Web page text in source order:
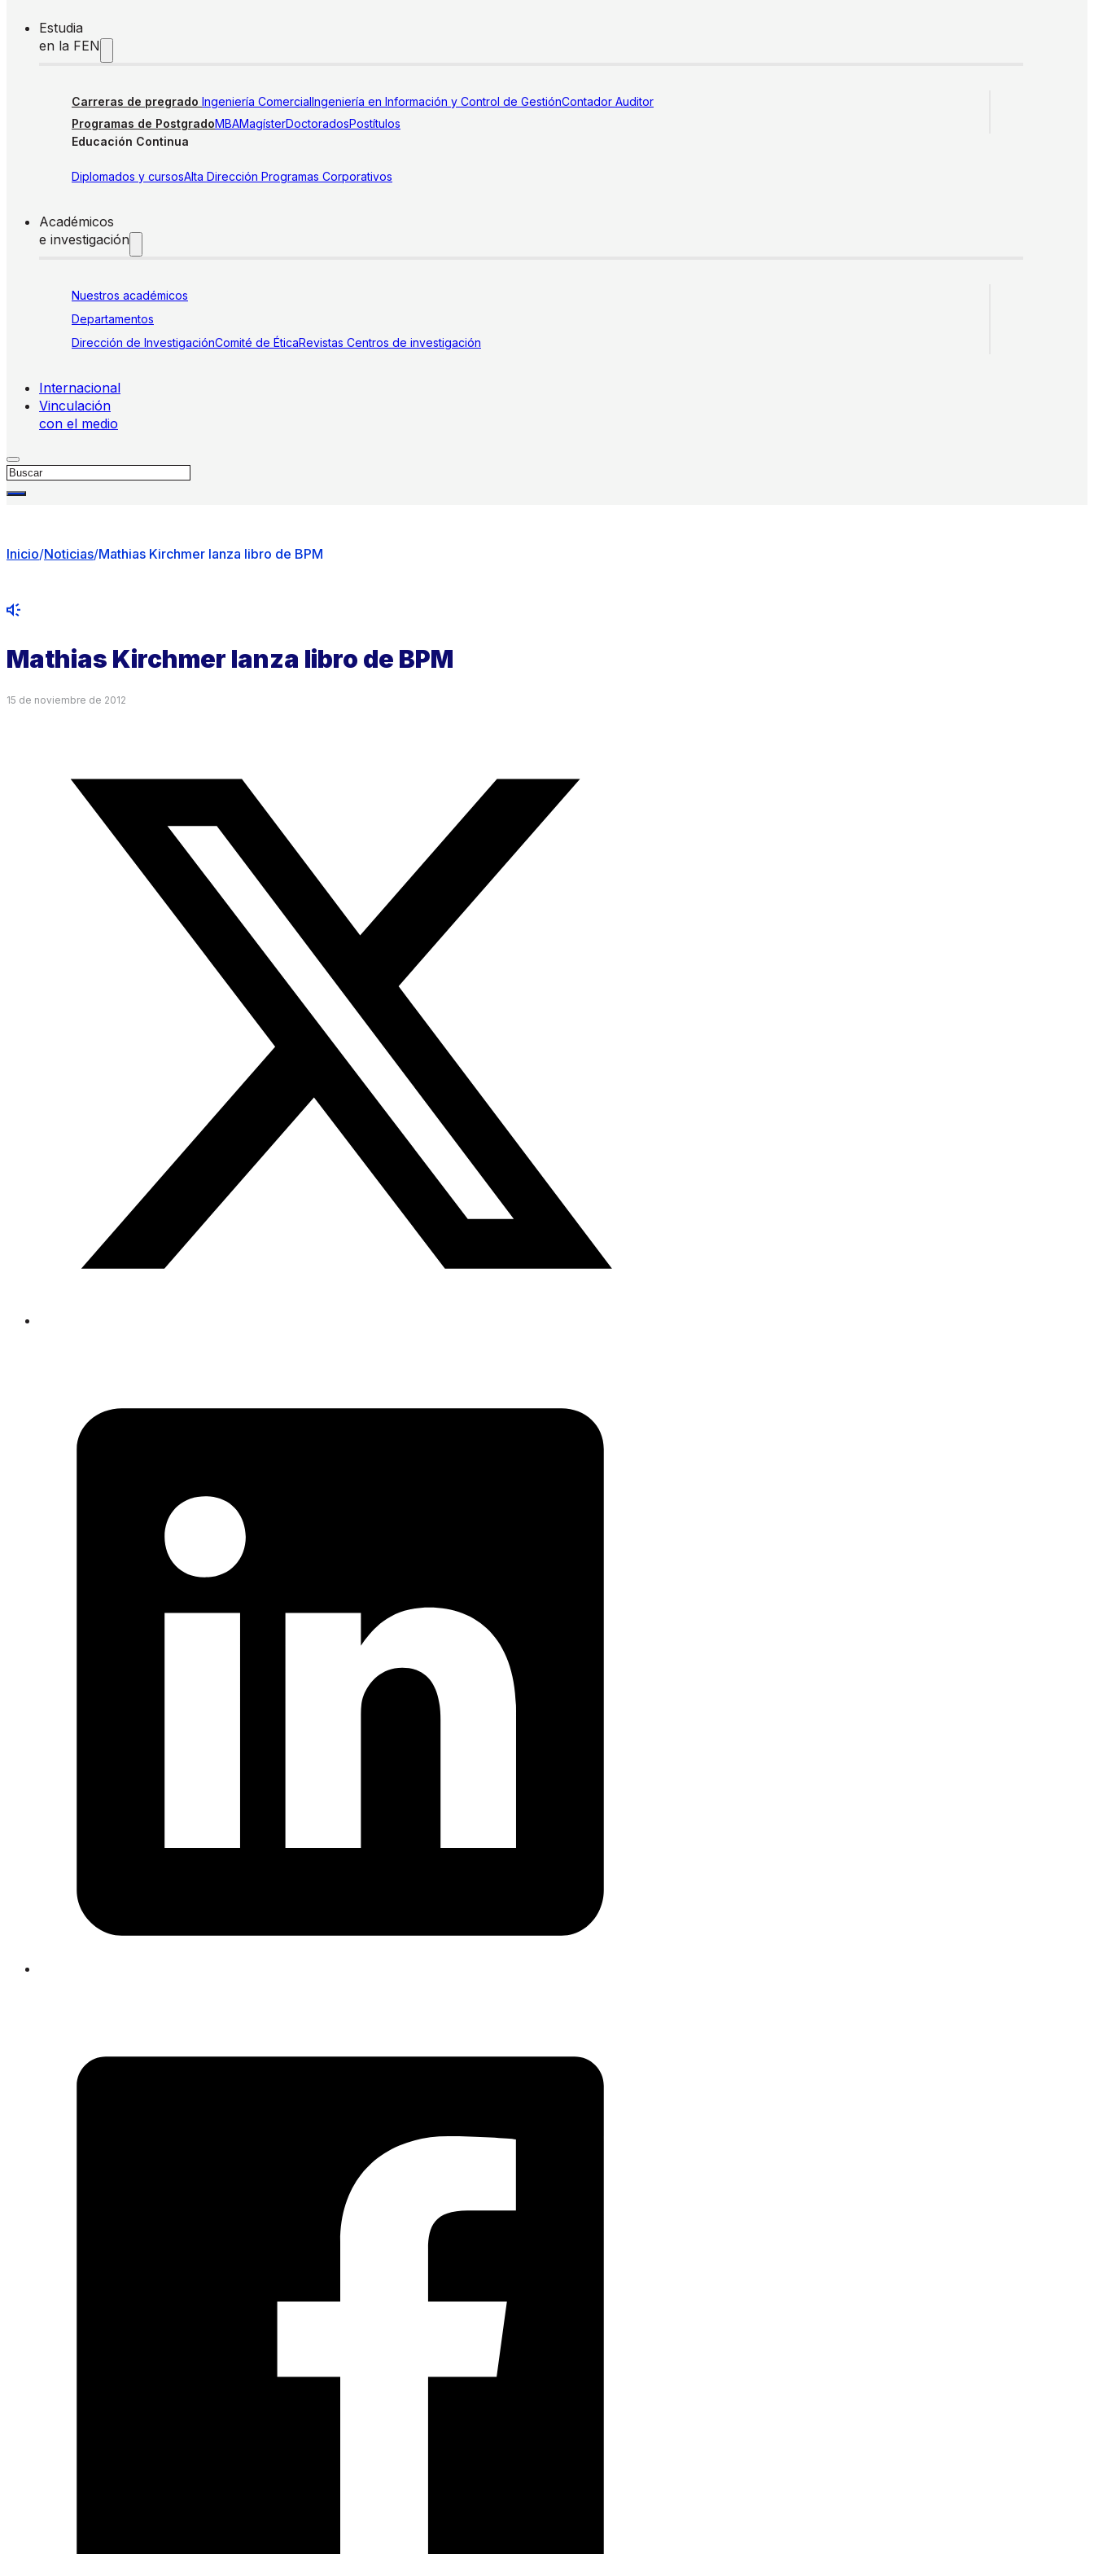
Estudia
en la FEN
Carreras de pregrado Ingeniería ComercialIngeniería en Información y Control de GestiónContador Auditor
Programas de PostgradoMBAMagísterDoctoradosPostítulos
Educación Continua
Diplomados y cursosAlta Dirección Programas Corporativos
Académicos
e investigación
Nuestros académicos
Departamentos
Dirección de InvestigaciónComité de ÉticaRevistas Centros de investigación
Internacional
Vinculación
con el medio
Buscar
Inicio/Noticias/Mathias Kirchmer lanza libro de BPM
Mathias Kirchmer lanza libro de BPM
15 de noviembre de 2012